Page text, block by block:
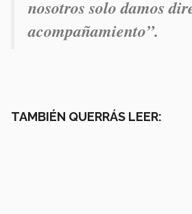
nosotros solo damos
acompañamiento”.
TAMBIÉN QUERRÁS LEER: